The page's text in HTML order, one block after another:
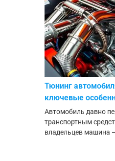
Тюнинг
ключевые
Автомобиль давно
транспортным
владельцев машина